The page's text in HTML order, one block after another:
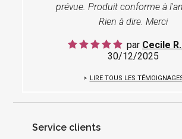
prévue. Produit conforme à
Rien à dire. Merci
par Cecile R.
30/12/2025
LIRE TOUS LES
Service clients